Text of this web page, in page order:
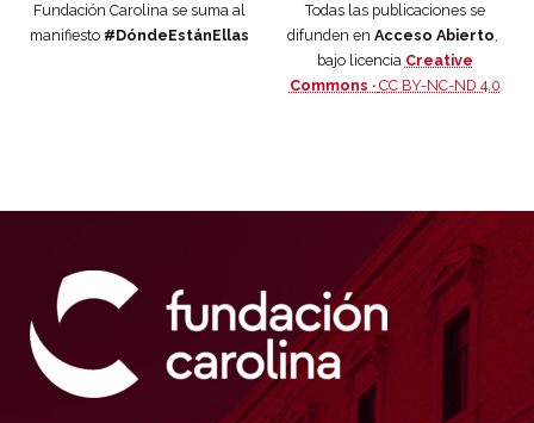
Fundación Carolina se suma al
manifiesto #DóndeEstánEllas
Todas las publicaciones se
difunden en Acceso Abierto,
bajo licencia Creative
Commons · CC BY-NC-ND 4.0